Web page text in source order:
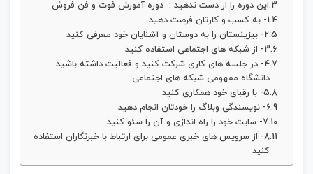
این دوره را از دست ندهید : دوره آموزش فوت و فن فروش
1- به کسب و کارتان فرصت دهید
2- بیزینستان را به دوستان و آشنایان خود معرفی کنید
3- از شبکه های اجتماعی استفاده کنید
4- در جلسه های کاری شرکت کنید و فعالیت داشته باشید
دانشگاه مفهومی شبکه های اجتماعی
5- با رقبای خود همکاری کنید
6- نویسندگی وبلاگ را خودتان انجام دهید
7- سایت خود را راه اندازی و آن را سئو کنید
8- از سرویس های خبری عمومی برای ارتباط با خبرنگاران استفاده
کنید